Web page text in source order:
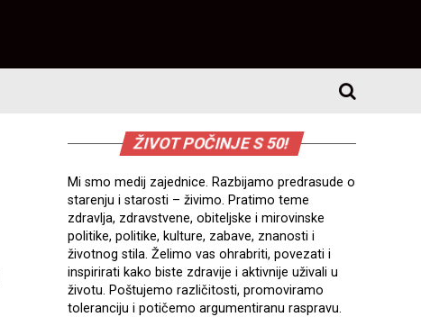
ŽIVOT POČINJE S 50!
Mi smo medij zajednice. Razbijamo predrasude o
starenju i starosti – živimo. Pratimo teme
zdravlja, zdravstvene, obiteljske i mirovinske
politike, politike, kulture, zabave, znanosti i
životnog stila. Želimo vas ohrabriti, povezati i
inspirirati kako biste zdravije i aktivnije uživali u
životu. Poštujemo različitosti, promoviramo
toleranciju i potičemo argumentiranu raspravu.